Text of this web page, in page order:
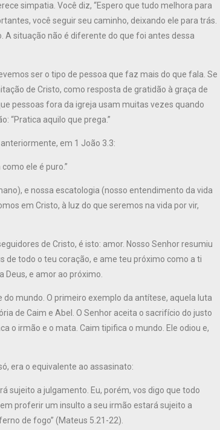
simpatia. Você diz, “Espero que tudo melhora para
você seguir seu caminho, deixando ele para trás.
A situação não é diferente do que foi antes dessa
ser o tipo de pessoa que faz mais do que fala. Se
de Cristo, como resposta de gratidão à graça de
pessoas fora da igreja usam muitas vezes quando
“Pratica aquilo que prega.”
em 1 João 3.3:
ele é puro.”
e nossa escatologia (nosso entendimento da vida
em Cristo, à luz do que seremos na vida por vir,
de Cristo, é isto: amor. Nosso Senhor resumiu
de todo o teu coração, e ame teu próximo como a ti
Deus, e amor ao próximo.
mundo. O primeiro exemplo da antítese, aquela luta
de Caim e Abel. O Senhor aceita o sacrifício do justo
o irmão e o mata. Caim tipifica o mundo. Ele odiou e,
era o equivalente ao assasinato:
sujeito a julgamento. Eu, porém, vos digo que todo
proferir um insulto a seu irmão estará sujeito a
de fogo” (Mateus 5.21-22).